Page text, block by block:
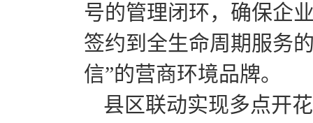
号的管理闭环，确保企
签约到全生命周期服务
信”的营商环境品牌。
县区联动实现多点开